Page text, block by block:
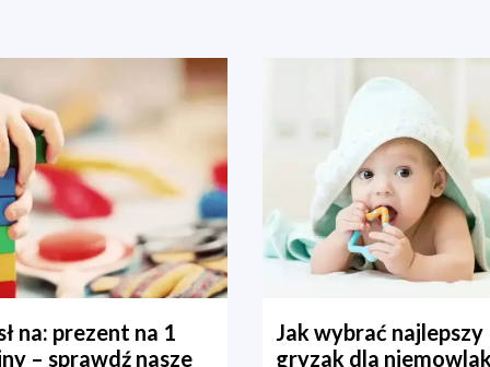
na: prezent na 1
– sprawdź nasze
Jak wybrać najlepszy
gryzak dla